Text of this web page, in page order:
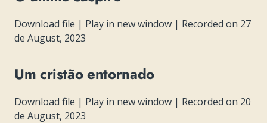
Download file | Play in new window | Recorded on 27
de August, 2023
Um cristão entornado
Download file | Play in new window | Recorded on 20
de August, 2023